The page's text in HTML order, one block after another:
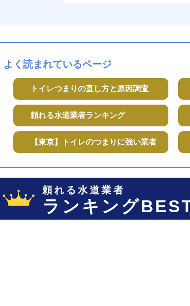
よく読まれているページ
トイレつまりの直し方と原因調査
頼れる水道業者ランキング
【東京】トイレのつまりに強い業者
頼れる水道業者
ランキング